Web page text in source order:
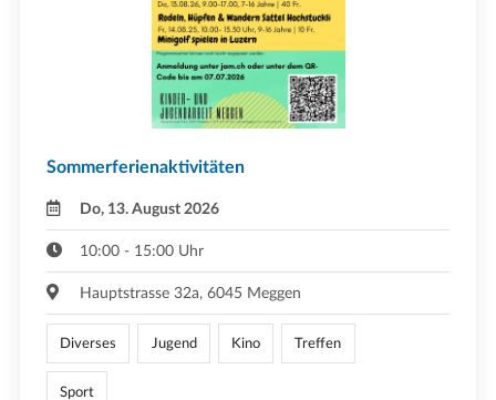
Sommerferienaktivitäten
Do, 13. August 2026
10:00 - 15:00 Uhr
Hauptstrasse 32a, 6045 Meggen
Diverses Jugend Kino Treffen
Sport